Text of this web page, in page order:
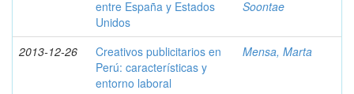
entre España y Estados
Unidos
Soontae
2013-12-26
Creativos publicitarios en
Perú: características y
entorno laboral
Mensa, Marta